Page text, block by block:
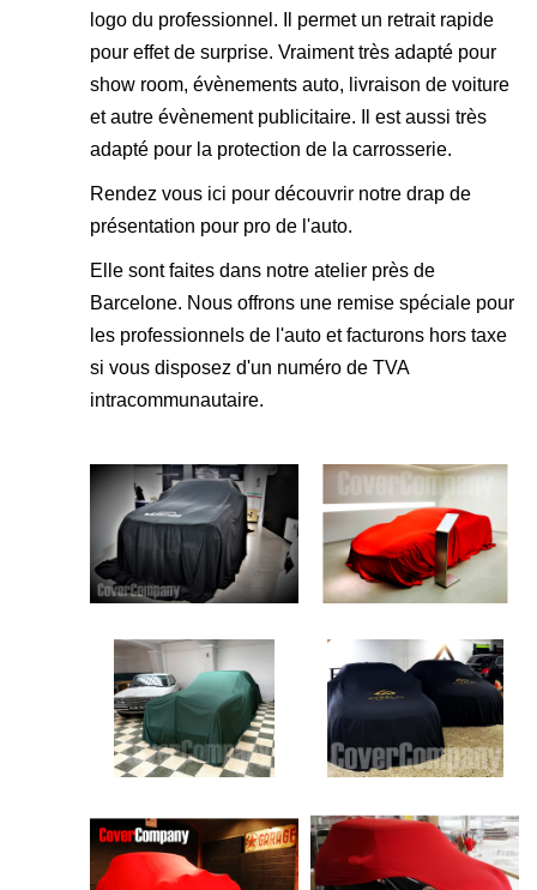
logo du professionnel. Il permet un retrait rapide
pour effet de surprise. Vraiment très adapté pour
show room, évènements auto, livraison de voiture
et autre évènement publicitaire. Il est aussi très
adapté pour la protection de la carrosserie.
Rendez vous ici pour découvrir notre drap de
présentation pour pro de l'auto.
Elle sont faites dans notre atelier près de
Barcelone. Nous offrons une remise spéciale pour
les professionnels de l'auto et facturons hors taxe
si vous disposez d'un numéro de TVA
intracommunautaire.